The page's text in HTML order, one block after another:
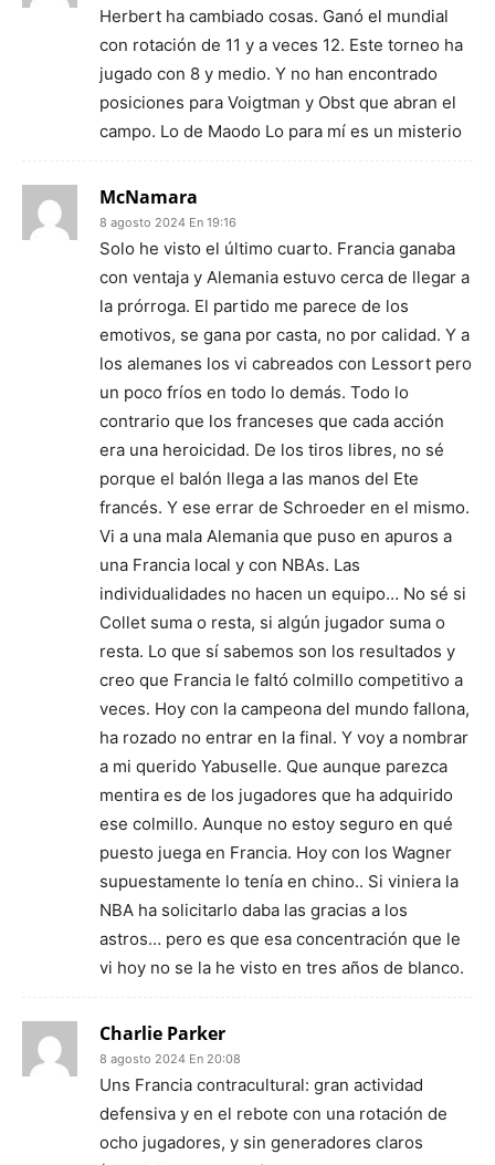
Herbert ha cambiado cosas. Ganó el mundial
con rotación de 11 y a veces 12. Este torneo ha
jugado con 8 y medio. Y no han encontrado
posiciones para Voigtman y Obst que abran el
campo. Lo de Maodo Lo para mí es un misterio
McNamara
8 agosto 2024 En 19:16
Solo he visto el último cuarto. Francia ganaba
con ventaja y Alemania estuvo cerca de llegar a
la prórroga. El partido me parece de los
emotivos, se gana por casta, no por calidad. Y a
los alemanes los vi cabreados con Lessort pero
un poco fríos en todo lo demás. Todo lo
contrario que los franceses que cada acción
era una heroicidad. De los tiros libres, no sé
porque el balón llega a las manos del Ete
francés. Y ese errar de Schroeder en el mismo.
Vi a una mala Alemania que puso en apuros a
una Francia local y con NBAs. Las
individualidades no hacen un equipo… No sé si
Collet suma o resta, si algún jugador suma o
resta. Lo que sí sabemos son los resultados y
creo que Francia le faltó colmillo competitivo a
veces. Hoy con la campeona del mundo fallona,
ha rozado no entrar en la final. Y voy a nombrar
a mi querido Yabuselle. Que aunque parezca
mentira es de los jugadores que ha adquirido
ese colmillo. Aunque no estoy seguro en qué
puesto juega en Francia. Hoy con los Wagner
supuestamente lo tenía en chino.. Si viniera la
NBA ha solicitarlo daba las gracias a los
astros… pero es que esa concentración que le
vi hoy no se la he visto en tres años de blanco.
Charlie Parker
8 agosto 2024 En 20:08
Uns Francia contracultural: gran actividad
defensiva y en el rebote con una rotación de
ocho jugadores, y sin generadores claros